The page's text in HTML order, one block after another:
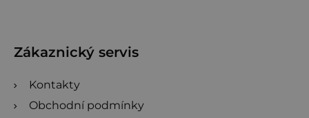
Zákaznický servis
Kontakty
Obchodní podmínky